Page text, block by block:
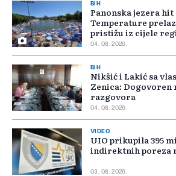
BIH
Panonska jezera
Temperature
pristižu iz cijele
04. 08. 2026.
BIH
Nikšić i Lakić sa
Zenica: Dogovoren
razgovora
04. 08. 2026.
VIDEO
UIO prikupila 395
indirektnih poreza
03. 08. 2026.